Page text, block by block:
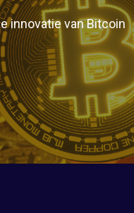
innovatie van Bitcoin